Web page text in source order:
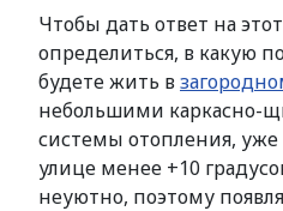
Чтобы дать ответ на
определиться, в какую
будете жить в
небольшими каркасно-
системы отопления,
улице менее +10
неуютно, поэтому